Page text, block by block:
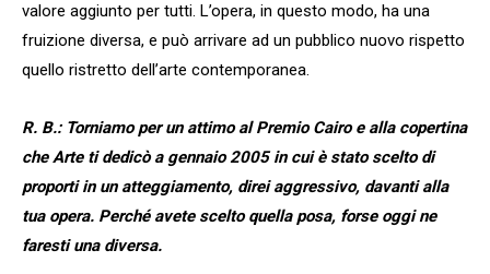
valore aggiunto per tutti. L’opera, in questo modo, ha una
fruizione diversa, e può arrivare ad un pubblico nuovo rispetto
quello ristretto dell’arte contemporanea.
R. B.: Torniamo per un attimo al Premio Cairo e alla copertina
che Arte ti dedicò a gennaio 2005 in cui è stato scelto di
proporti in un atteggiamento, direi aggressivo, davanti alla
tua opera. Perché avete scelto quella posa, forse oggi ne
faresti una diversa.